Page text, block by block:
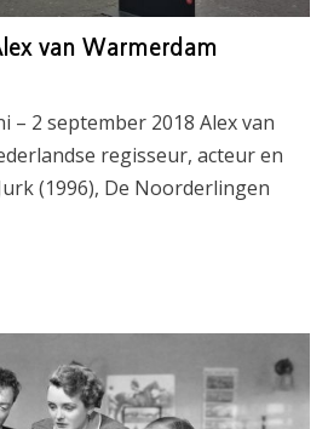
van Warmerdam
– 2 september 2018 Alex van
regisseur, acteur en
(1996), De Noorderlingen